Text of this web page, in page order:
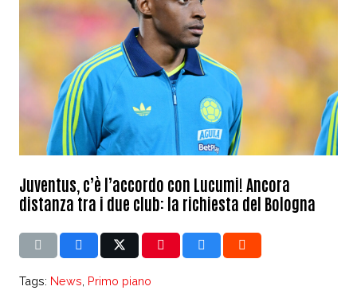
Juventus, c’è l’accordo con Lucumi! Ancora
distanza tra i due club: la richiesta del Bologna
Tags: News Primo piano